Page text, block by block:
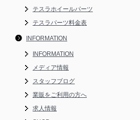
テスラホイールパーツ
テスラパーツ料金表
INFORMATION
INFORMATION
メディア情報
スタッフブログ
業販をご利用の方へ
求人情報